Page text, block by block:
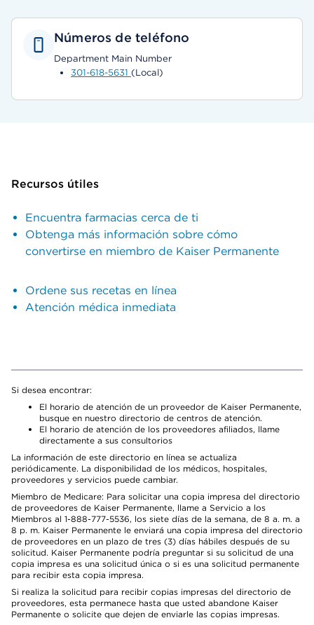
Números de teléfono
Department Main Number
301-618-5631 (Local)
Recursos útiles
Encuentra farmacias cerca de ti
Obtenga más información sobre cómo
convertirse en miembro de Kaiser Permanente
Ordene sus recetas en línea
Atención médica inmediata
Si desea encontrar:
El horario de atención de un proveedor de Kaiser Permanente,
busque en nuestro directorio de centros de atención.
El horario de atención de los proveedores afiliados, llame
directamente a sus consultorios
La información de este directorio en línea se actualiza
periódicamente. La disponibilidad de los médicos, hospitales,
proveedores y servicios puede cambiar.
Miembro de Medicare: Para solicitar una copia impresa del directorio
de proveedores de Kaiser Permanente, llame a Servicio a los
Miembros al 1-888-777-5536, los siete días de la semana, de 8 a. m. a
8 p. m. Kaiser Permanente le enviará una copia impresa del directorio
de proveedores en un plazo de tres (3) días hábiles después de su
solicitud. Kaiser Permanente podría preguntar si su solicitud de una
copia impresa es una solicitud única o si es una solicitud permanente
para recibir esta copia impresa.
Si realiza la solicitud para recibir copias impresas del directorio de
proveedores, esta permanece hasta que usted abandone Kaiser
Permanente o solicite que dejen de enviarle las copias impresas.